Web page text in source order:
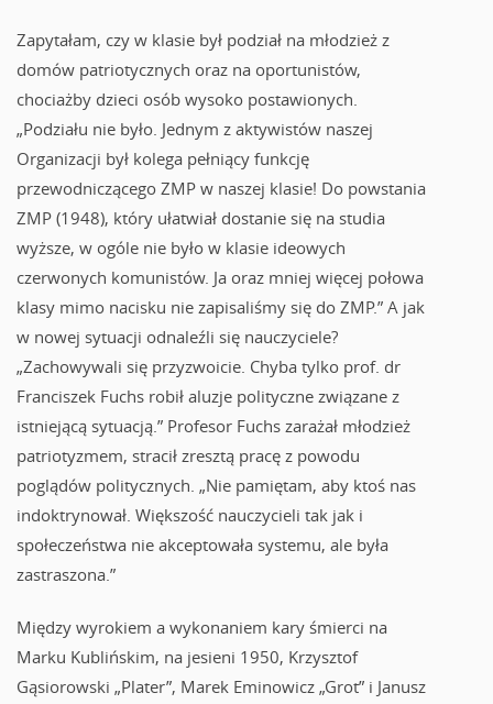
Zapytałam, czy w klasie był podział na młodzież z
domów patriotycznych oraz na oportunistów,
chociażby dzieci osób wysoko postawionych.
„Podziału nie było. Jednym z aktywistów naszej
Organizacji był kolega pełniący funkcję
przewodniczącego ZMP w naszej klasie! Do powstania
ZMP (1948), który ułatwiał dostanie się na studia
wyższe, w ogóle nie było w klasie ideowych
czerwonych komunistów. Ja oraz mniej więcej połowa
klasy mimo nacisku nie zapisaliśmy się do ZMP.” A jak
w nowej sytuacji odnaleźli się nauczyciele?
„Zachowywali się przyzwoicie. Chyba tylko prof. dr
Franciszek Fuchs robił aluzje polityczne związane z
istniejącą sytuacją.” Profesor Fuchs zarażał młodzież
patriotyzmem, stracił zresztą pracę z powodu
poglądów politycznych. „Nie pamiętam, aby ktoś nas
indoktrynował. Większość nauczycieli tak jak i
społeczeństwa nie akceptowała systemu, ale była
zastraszona.”
Między wyrokiem a wykonaniem kary śmierci na
Marku Kublińskim, na jesieni 1950, Krzysztof
Gąsiorowski „Plater”, Marek Eminowicz „Grot” i Janusz